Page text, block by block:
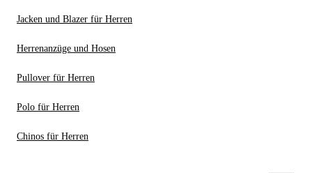
Jacken und Blazer für Herren
Herrenanzüge und Hosen
Pullover für Herren
Polo für Herren
Chinos für Herren